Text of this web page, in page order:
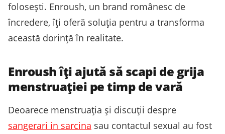
folosești. Enroush, un brand românesc de
încredere, îți oferă soluția pentru a transforma
această dorință în realitate.
Enroush îți ajută să scapi de grija
menstruației pe timp de vară
Deoarece menstruația și discuții despre
sangerari in sarcina sau contactul sexual au fost